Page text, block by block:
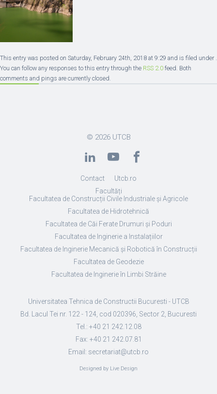
This entry was posted on Saturday, February 24th, 2018 at 9:29 and is filed under .
You can follow any responses to this entry through the RSS 2.0 feed. Both
comments and pings are currently closed.
© 2026 UTCB
Contact
Utcb.ro
Facultăți
Facultatea de Construcții Civile Industriale și Agricole
Facultatea de Hidrotehnică
Facultatea de Căi Ferate Drumuri și Poduri
Facultatea de Inginerie a Instalațiilor
Facultatea de Inginerie Mecanică și Robotică în Construcții
Facultatea de Geodezie
Facultatea de Inginerie în Limbi Străine
Universitatea Tehnica de Constructii Bucuresti - UTCB
Bd. Lacul Tei nr. 122 - 124, cod 020396, Sector 2, Bucuresti
Tel.: +40 21 242.12.08
Fax: +40 21 242.07.81
Email: secretariat@utcb.ro
Designed by Live Design